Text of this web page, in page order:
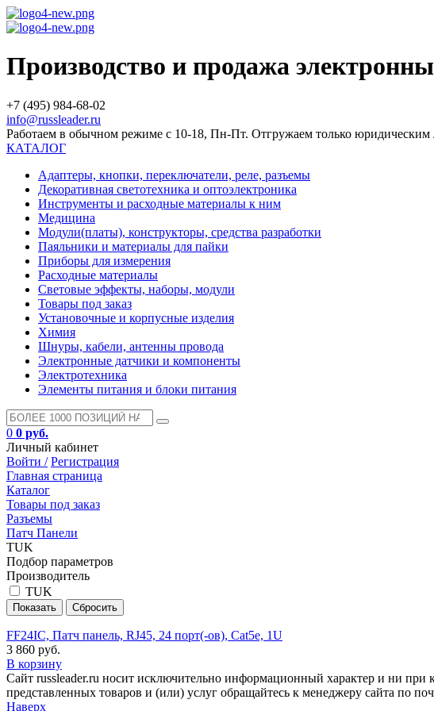
Производство и продажа
+7 (495) 984-68-02
info@russleader.ru
Работаем в обычном режиме с 10-18, Пн-Пт. Отгружаем только юридическим
КАТАЛОГ
Адаптеры, кнопки, переключатели, реле, разъемы
Декоративная светотехника и оптоэлектроника
Инструменты и расходные материалы к ним
Медицина
Модули(платы), конструкторы, средства разработки
Паяльники и материалы для пайки
Приборы для измерения
Расходные материалы
Световые эффекты, наборы, модули
Товары под заказ
Установочные и корпусные изделия
Химия
Шнуры, кабели, антенны провода
Электронные датчики и компоненты
Электротехника
Элементы питания и блоки питания
0 0 руб.
Личный кабинет
Войти / Регистрация
Главная страница
Каталог
Товары под заказ
Разъемы
Патч Панели
TUK
Подбор параметров
Производитель
TUK
FF24IC, Патч панель, RJ45, 24 порт(-ов), Cat5e, 1U
3 860 руб.
В корзину
Сайт russleader.ru носит исключительно информационный характер и ни
представленных товаров и (или) услуг обращайтесь к менеджеру сайта по
Наверх